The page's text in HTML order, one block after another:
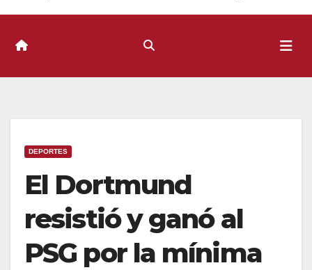
DEPORTES
El Dortmund
resistió y ganó al
PSG por la mínima